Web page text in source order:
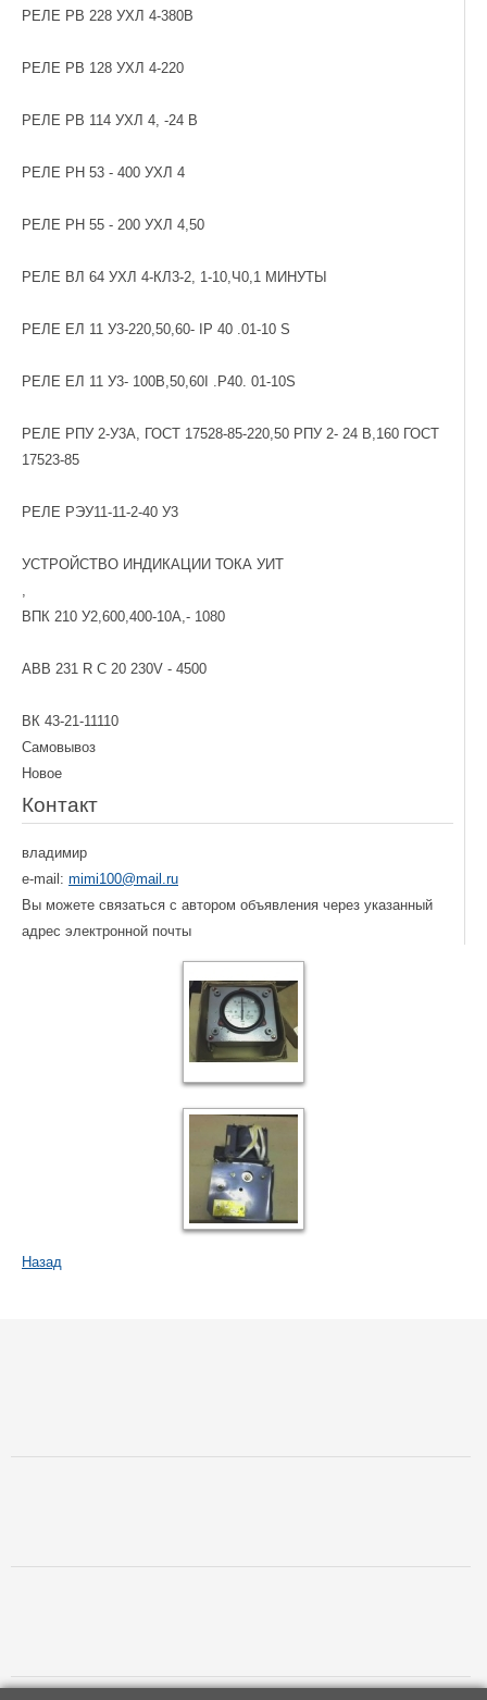
РЕЛЕ РВ 228 УХЛ 4-380В
РЕЛЕ РВ 128 УХЛ 4-220
РЕЛЕ РВ 114 УХЛ 4, -24 В
РЕЛЕ РН 53 - 400 УХЛ 4
РЕЛЕ РН 55 - 200 УХЛ 4,50
РЕЛЕ ВЛ 64 УХЛ 4-КЛ3-2, 1-10,Ч0,1 МИНУТЫ
РЕЛЕ ЕЛ 11 У3-220,50,60- IP 40 .01-10 S
РЕЛЕ ЕЛ 11 У3- 100В,50,60I .P40. 01-10S
РЕЛЕ РПУ 2-У3А, ГОСТ 17528-85-220,50 РПУ 2- 24 В,160 ГОСТ
17523-85
РЕЛЕ РЭУ11-11-2-40 У3
УСТРОЙСТВО ИНДИКАЦИИ ТОКА УИТ
,
ВПК 210 У2,600,400-10А,- 1080
ABB 231 R C 20 230V - 4500
ВК 43-21-11110
Самовывоз
Новое
Контакт
владимир
e-mail: mimi100@mail.ru
Вы можете связаться с автором объявления через указанный
адрес электронной почты
Назад